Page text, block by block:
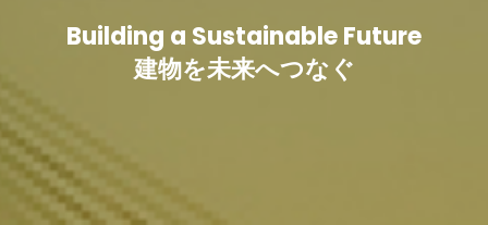
Building a Sustainable Future
建物を未来へつなぐ